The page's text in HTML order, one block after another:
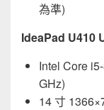
為準)
IdeaPad U410
Intel Core
GHz)
14 寸